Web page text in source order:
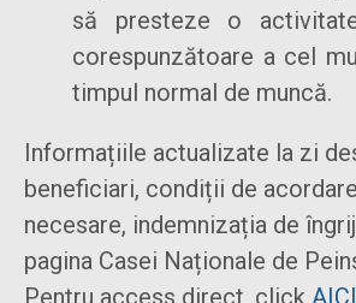
să presteze o
corespunzătoare a cel
timpul normal de muncă.
Informațiile actualizate la zi
beneficiari, condiții de
necesare, indemnizația de
pagina Casei Naționale de
Pentru access direct, click AICI